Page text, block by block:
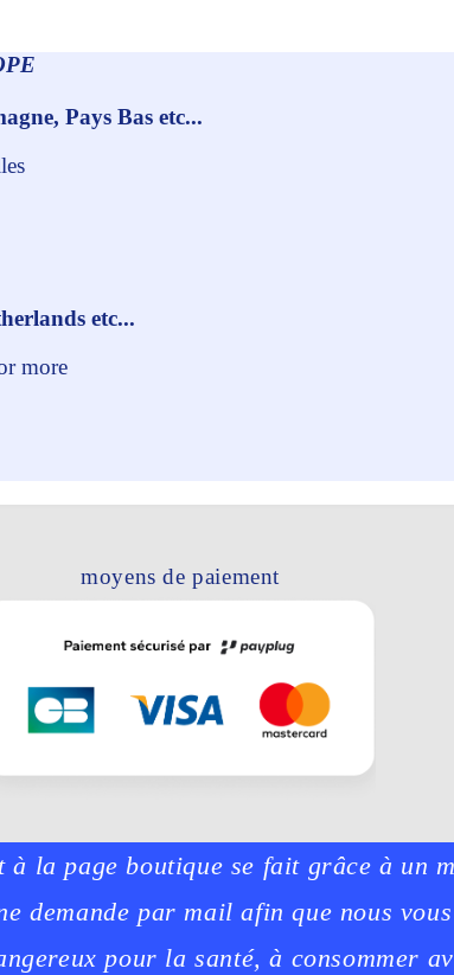
Pays Bas etc...
etc...
more
moyens de paiement
à la page boutique se fait grâce à un
demande par mail afin que nous
pour la santé, à consommer